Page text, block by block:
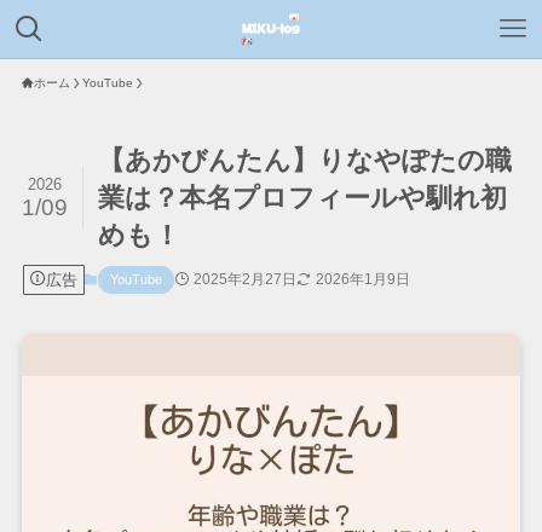
ホーム YouTube
【あかびんたん】りなやぽたの職
業は？本名プロフィールや馴れ初
めも！
2026
1/09
広告 YouTube 2025年2月27日 2026年1月9日